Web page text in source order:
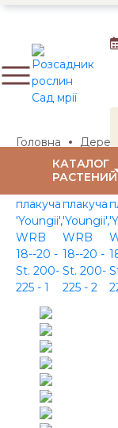
КАТАЛОГ
РАСТЕНИЙ
Головна Дерева